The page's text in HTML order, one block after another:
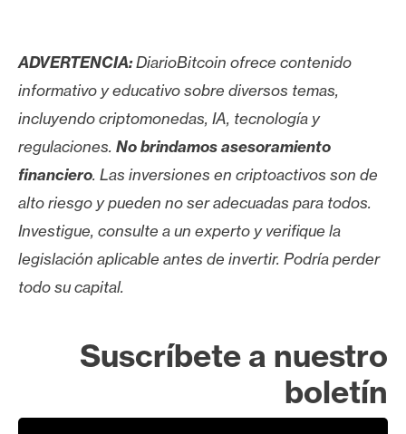
ADVERTENCIA:DiarioBitcoin ofrece contenido
informativo y educativo sobre diversos temas,
incluyendo criptomonedas, IA, tecnología y
regulaciones. No brindamos asesoramiento
financiero. Las inversiones en criptoactivos son de
alto riesgo y pueden no ser adecuadas para todos.
Investigue, consulte a un experto y verifique la
legislación aplicable antes de invertir. Podría perder
todo su capital.
Suscríbete a nuestro
boletín